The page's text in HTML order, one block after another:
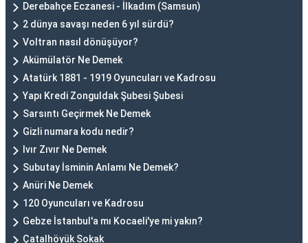
Derebahçe Eczanesi - İlkadım (Samsun)
2 dünya savaşı neden 6 yıl sürdü?
Voltran nasıl dönüşüyor?
Akümülatör Ne Demek
Atatürk 1881 - 1919 Oyuncuları ve Kadrosu
Yapı Kredi Zonguldak Şubesi Şubesi
Sarsıntı Geçirmek Ne Demek
Gizli numara kodu nedir?
Ivır Zıvır Ne Demek
Subutay İsminin Anlamı Ne Demek?
Anüri Ne Demek
120 Oyuncuları ve Kadrosu
Gebze İstanbul'a mı Kocaeli'ye mi yakın?
Çatalhöyük Sokak